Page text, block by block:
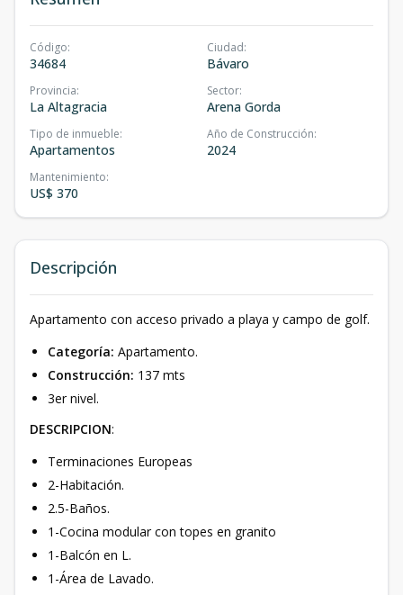
Código:
34684
Ciudad:
Bávaro
Provincia:
La Altagracia
Sector:
Arena Gorda
Tipo de inmueble:
Apartamentos
Año de Construcción:
2024
Mantenimiento:
US$ 370
Descripción
Apartamento con acceso privado a playa y campo de golf.
Categoría: Apartamento.
Construcción: 137 mts
3er nivel.
DESCRIPCION:
Terminaciones Europeas
2-Habitación.
2.5-Baños.
1-Cocina modular con topes en granito
1-Balcón en L.
1-Área de Lavado.